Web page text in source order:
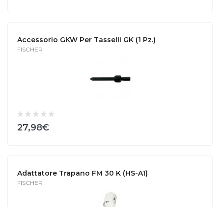
Accessorio GKW Per Tasselli GK (1 Pz.)
FISCHER
27,98€
Adattatore Trapano FM 30 K (HS-A1)
FISCHER